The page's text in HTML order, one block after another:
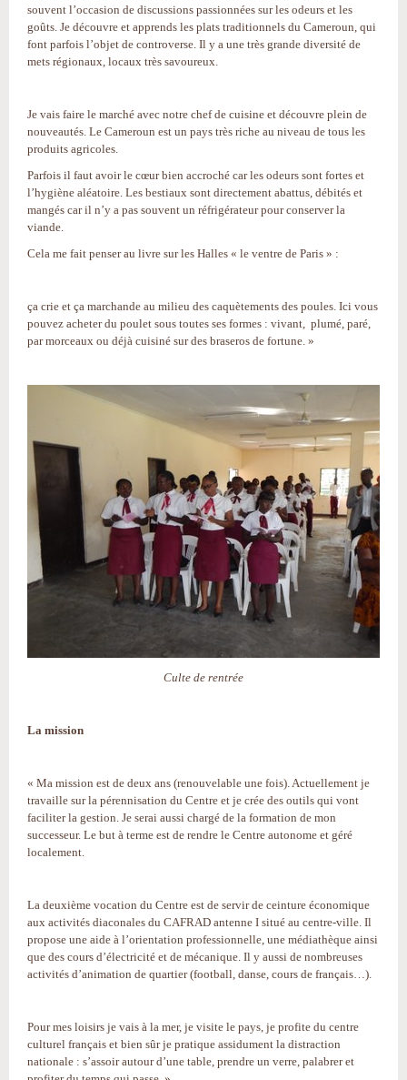
souvent l’occasion de discussions passionnées sur les odeurs et les
goûts. Je découvre et apprends les plats traditionnels du Cameroun, qui
font parfois l’objet de controverse. Il y a une très grande diversité de
mets régionaux, locaux très savoureux.
Je vais faire le marché avec notre chef de cuisine et découvre plein de
nouveautés. Le Cameroun est un pays très riche au niveau de tous les
produits agricoles.
Parfois il faut avoir le cœur bien accroché car les odeurs sont fortes et
l’hygiène aléatoire. Les bestiaux sont directement abattus, débités et
mangés car il n’y a pas souvent un réfrigérateur pour conserver la
viande.
Cela me fait penser au livre sur les Halles « le ventre de Paris » :
ça crie et ça marchande au milieu des caquètements des poules. Ici vous
pouvez acheter du poulet sous toutes ses formes : vivant, plumé, paré,
par morceaux ou déjà cuisiné sur des braseros de fortune. »
Culte de rentrée
La mission
« Ma mission est de deux ans (renouvelable une fois). Actuellement je
travaille sur la pérennisation du Centre et je crée des outils qui vont
faciliter la gestion. Je serai aussi chargé de la formation de mon
successeur. Le but à terme est de rendre le Centre autonome et géré
localement.
La deuxième vocation du Centre est de servir de ceinture économique
aux activités diaconales du CAFRAD antenne I situé au centre-ville. Il
propose une aide à l’orientation professionnelle, une médiathèque ainsi
que des cours d’électricité et de mécanique. Il y aussi de nombreuses
activités d’animation de quartier (football, danse, cours de français…).
Pour mes loisirs je vais à la mer, je visite le pays, je profite du centre
culturel français et bien sûr je pratique assidument la distraction
nationale : s’assoir autour d’une table, prendre un verre, palabrer et